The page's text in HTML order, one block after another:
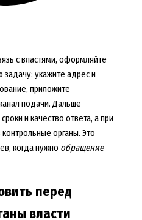
с властями, оформляйте
укажите адрес и
приложите
подачи. Дальше
и качество ответа, а при
органы. Это
когда нужно обращение
перед
власти